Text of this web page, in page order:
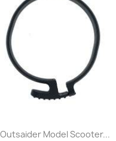
Snabbvy
Outsaider Model Scooter...